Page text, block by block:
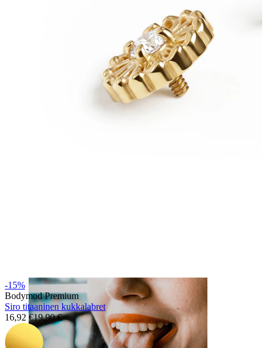
-15%
Bodymod Premium
Siro titaaninen kukkalabret
16,92 €19,90 €